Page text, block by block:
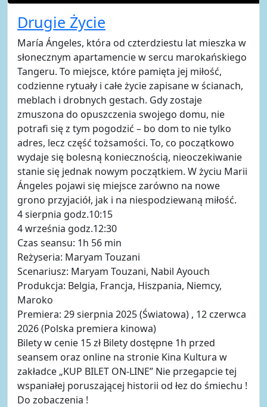
Drugie Życie
María Ángeles, która od czterdziestu lat mieszka w
słonecznym apartamencie w sercu marokańskiego
Tangeru. To miejsce, które pamięta jej miłość,
codzienne rytuały i całe życie zapisane w ścianach,
meblach i drobnych gestach. Gdy zostaje
zmuszona do opuszczenia swojego domu, nie
potrafi się z tym pogodzić – bo dom to nie tylko
adres, lecz część tożsamości. To, co początkowo
wydaje się bolesną koniecznością, nieoczekiwanie
stanie się jednak nowym początkiem. W życiu Marii
Ángeles pojawi się miejsce zarówno na nowe
grono przyjaciół, jak i na niespodziewaną miłość.
4 sierpnia godz.10:15
4 września godz.12:30
Czas seansu: 1h 56 min
Reżyseria: Maryam Touzani
Scenariusz: Maryam Touzani, Nabil Ayouch
Produkcja: Belgia, Francja, Hiszpania, Niemcy,
Maroko
Premiera: 29 sierpnia 2025 (Światowa) , 12 czerwca
2026 (Polska premiera kinowa)
Bilety w cenie 15 zł Bilety dostępne 1h przed
seansem oraz online na stronie Kina Kultura w
zakładce „KUP BILET ON-LINE” Nie przegapcie tej
wspaniałej poruszającej historii od łez do śmiechu !
Do zobaczenia !